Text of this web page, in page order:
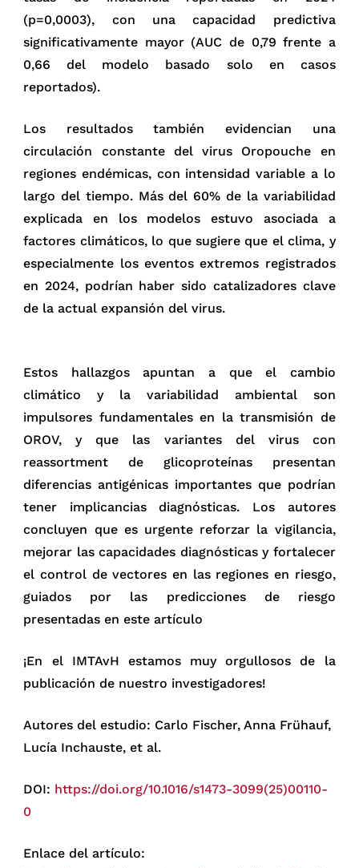
(p=0,0003), con una capacidad predictiva
significativamente mayor (AUC de 0,79 frente a
0,66 del modelo basado solo en casos
reportados).
Los resultados también evidencian una
circulación constante del virus Oropouche en
regiones endémicas, con intensidad variable a lo
largo del tiempo. Más del 60% de la variabilidad
explicada en los modelos estuvo asociada a
factores climáticos, lo que sugiere que el clima, y
especialmente los eventos extremos registrados
en 2024, podrían haber sido catalizadores clave
de la actual expansión del virus.
Estos hallazgos apuntan a que el cambio
climático y la variabilidad ambiental son
impulsores fundamentales en la transmisión de
OROV, y que las variantes del virus con
reassortment de glicoproteínas presentan
diferencias antigénicas importantes que podrían
tener implicancias diagnósticas. Los autores
concluyen que es urgente reforzar la vigilancia,
mejorar las capacidades diagnósticas y fortalecer
el control de vectores en las regiones en riesgo,
guiados por las predicciones de riesgo
presentadas en este artículo
¡En el IMTAvH estamos muy orgullosos de la
publicación de nuestro investigadores!
Autores del estudio: Carlo Fischer, Anna Frühauf,
Lucía Inchauste, et al.
DOI: https://doi.org/10.1016/s1473-3099(25)00110-
0
Enlace del artículo: